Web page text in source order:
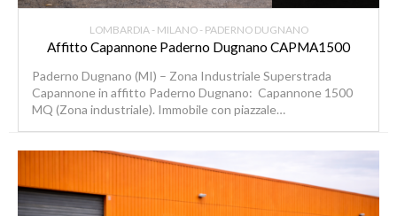
LOMBARDIA - MILANO - PADERNO DUGNANO
Affitto Capannone Paderno Dugnano CAPMA1500
Paderno Dugnano (MI) – Zona Industriale Superstrada
Capannone in affitto Paderno Dugnano: Capannone 1500
MQ (Zona industriale). Immobile con piazzale…